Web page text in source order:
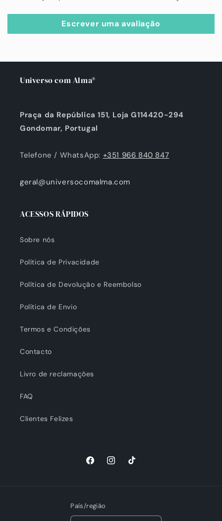
Escrever uma avaliação
Universo com Alma®
Praça da República 151, Loja G114420-294
Gondomar, Portugal
Telefone / WhatsApp: +351 966 840 847
geral@universocomalma.com
ACESSOS RÁPIDOS
Sobre nós
Política de Privacidade
Política de Devolução e Reembolso
Política de Envio
Termos e Condições
Contacto
Livro de reclamações
FAQ
Clientes Felizes
FacebookInstagramTikTok
País/região